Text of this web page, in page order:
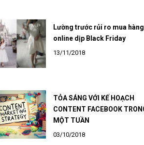
Lường trước rủi ro mua hàng
TỎA SÁNG VỚI KẾ HOẠCH
CONTENT FACEBOOK TRONG